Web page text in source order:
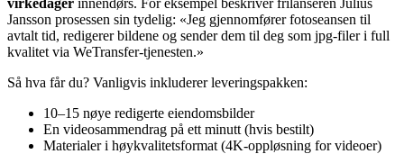
virkedager innendørs. For eksempel beskriver frilanseren Julius
Jansson prosessen sin tydelig: «Jeg gjennomfører fotoseansen til
avtalt tid, redigerer bildene og sender dem til deg som jpg-filer i full
kvalitet via WeTransfer-tjenesten.»
Så hva får du? Vanligvis inkluderer leveringspakken:
10–15 nøye redigerte eiendomsbilder
En videosammendrag på ett minutt (hvis bestilt)
Materialer i høykvalitetsformat (4K-oppløsning for videoer)